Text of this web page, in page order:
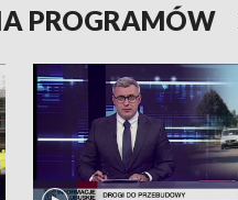
PROGRAMÓW